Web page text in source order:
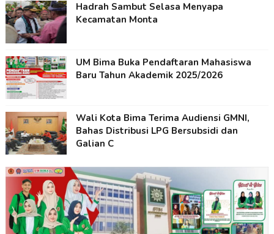
Hadrah Sambut Selasa Menyapa
Kecamatan Monta
UM Bima Buka Pendaftaran Mahasiswa
Baru Tahun Akademik 2025/2026
Wali Kota Bima Terima Audiensi GMNI,
Bahas Distribusi LPG Bersubsidi dan
Galian C